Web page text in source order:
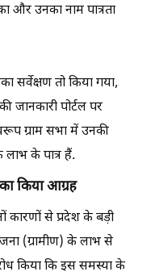
और उनका नाम पात्रता
सर्वेक्षण तो किया गया,
पोर्टल पर
ग्राम सभा में उनकी
लाभ के पात्र हैं.
किया आग्रह
कारणों से प्रदेश के बड़ी
(ग्रामीण) के लाभ से
किया कि इस समस्या के